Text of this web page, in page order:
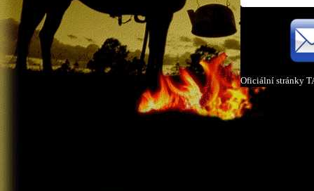
Oficiální stránky